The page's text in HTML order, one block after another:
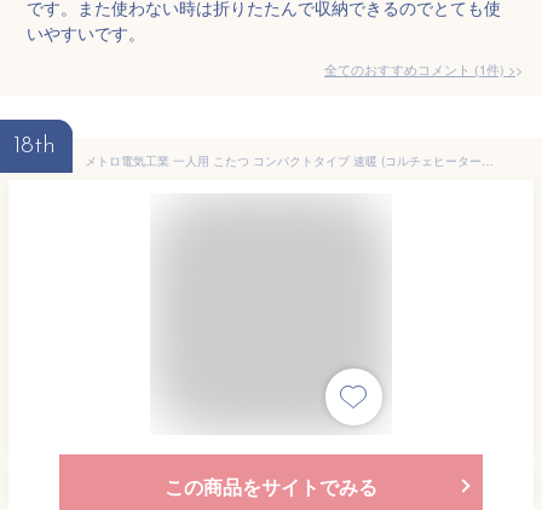
です。また使わない時は折りたたんで収納できるのでとても使
いやすいです。
全てのおすすめコメント (1件) >
18th
メトロ電気工業 一人用 こたつ コンパクトタイプ 速暖 (コルチェヒーター) (温度調節機能付き) (中間入切スイッチ) ナチュラル MPQ-100(B)
この商品をサイトでみる